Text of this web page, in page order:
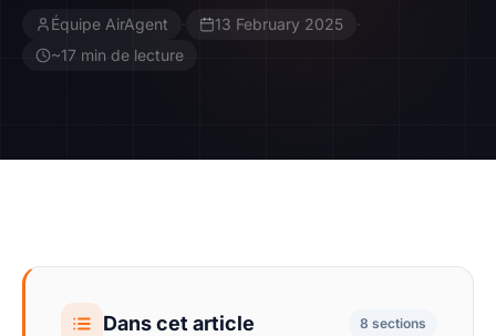
Équipe AirAgent · 13 February 2025
·
~17 min de lecture
Dans cet article 8 sections